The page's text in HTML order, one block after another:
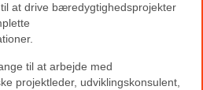
at drive bæredygtighedsprojekter
til at arbejde med
projektleder, udviklingskonsulent,